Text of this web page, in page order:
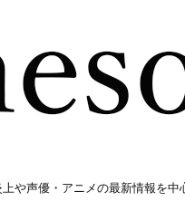
や声優・アニメの最新情報を中